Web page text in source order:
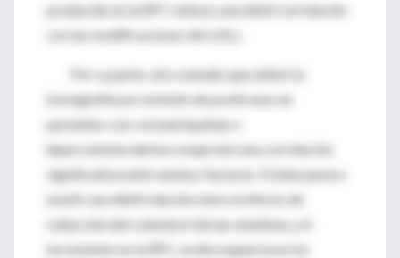
producido en la RFC obtuvo una débil correlación
con las modificaciones del LDLc.
Por su parte, otro estudio que utilizó la
tomografía por emisión de positrones en
pacientes con coronariopatías e
hipercolesterolemia comprobó una correlación
significativa entre ambos factores. Si bien parece
existir una débil relación entre el efecto de
reducción del colesterol de las estatinas y el
incremento en la RFC, la discrepancia en los